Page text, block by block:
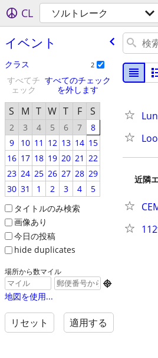
CL ソルトレーク
イベント
クラス 2
すべてチ
ェック
すべてのチェック
を外します
S M T W T F S
2 3 4 5 6 7
8
9
10 11 12 13 14 15
16 17 18 19 20 21 22
23 24 25 26 27 28 29
30 31 1 2 3 4
5
タイトルのみ検索
画像あり
今日の投稿
hide duplicates
場所から数マイル

地図を使用...
リセット 適用する
近隣